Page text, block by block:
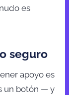
es
seguro
apoyo es
un botón — y